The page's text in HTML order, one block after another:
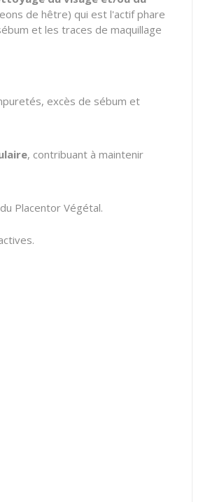
de hêtre) qui est l'actif phare
et les traces de maquillage
excès de sébum et
, contribuant à maintenir
Placentor Végétal.